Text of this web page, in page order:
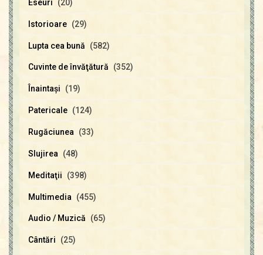
Eseuri (20)
Istorioare (29)
Lupta cea bună (582)
Cuvinte de învăţătură (352)
Înaintaşi (19)
Patericale (124)
Rugăciunea (33)
Slujirea (48)
Meditaţii (398)
Multimedia (455)
Audio / Muzică (65)
Cântări (25)